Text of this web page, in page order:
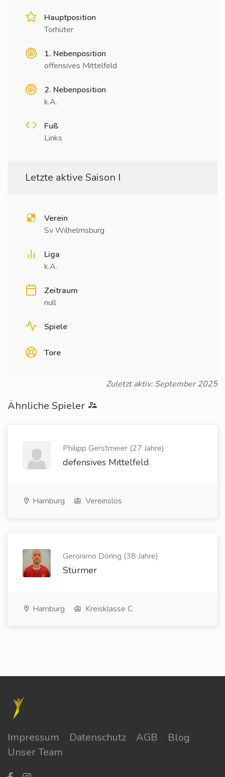
Hauptposition
Torhüter
1. Nebenposition
offensives Mittelfeld
2. Nebenposition
k.A.
Fuß
Links
Letzte aktive Saison I
Verein
Sv Wilhelmsburg
Liga
k.A.
Zeitraum
null
Spiele
Tore
Zuletzt aktiv: September 2025
Ähnliche Spieler
Philipp Gerstmeier (27 Jahre)
defensives Mittelfeld
Hamburg Vereinslos
Geronimo Döring (38 Jahre)
Stürmer
Hamburg Kreisklasse C
Impressum Datenschutz AGB
Blog
Unser Team